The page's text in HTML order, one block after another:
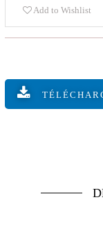
Add to Wishlist